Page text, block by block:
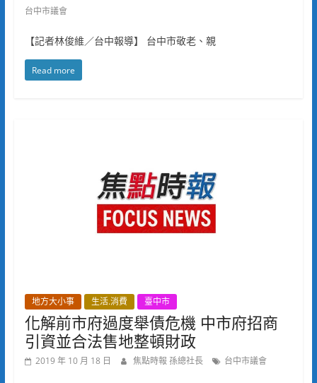
台中市議會
【記者林俊維／台中報導】 台中市敬老、親
Read more
地方大小事 生活.消費 臺中市
化解前市府過度舉債危機 中市府招商
引資並合法售地整頓財政
2019 年 10 月 18 日 焦點時報 孫總社長 台中市議會